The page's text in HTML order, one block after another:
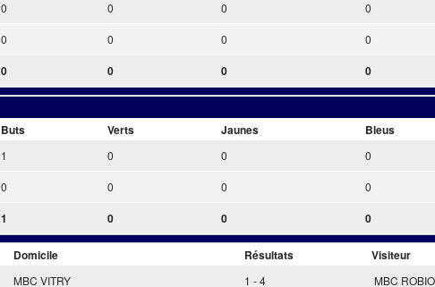
0 0 0 0
0 0 0 0
0 0 0 0
Buts Verts Jaunes Bleus
1 0 0 0
0 0 0 0
1 0 0 0
Domicile Résultats Visiteur
MBC VITRY 1 - 4 MBC